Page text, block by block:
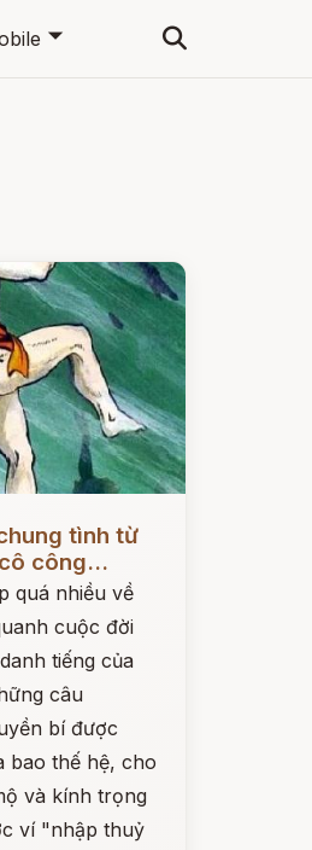
🞃
tình từ
công...
quá nhiều về
cuộc đời
tiếng của
câu
bí được
bao thế hệ, cho
và kính trọng
ví "nhập thuỷ